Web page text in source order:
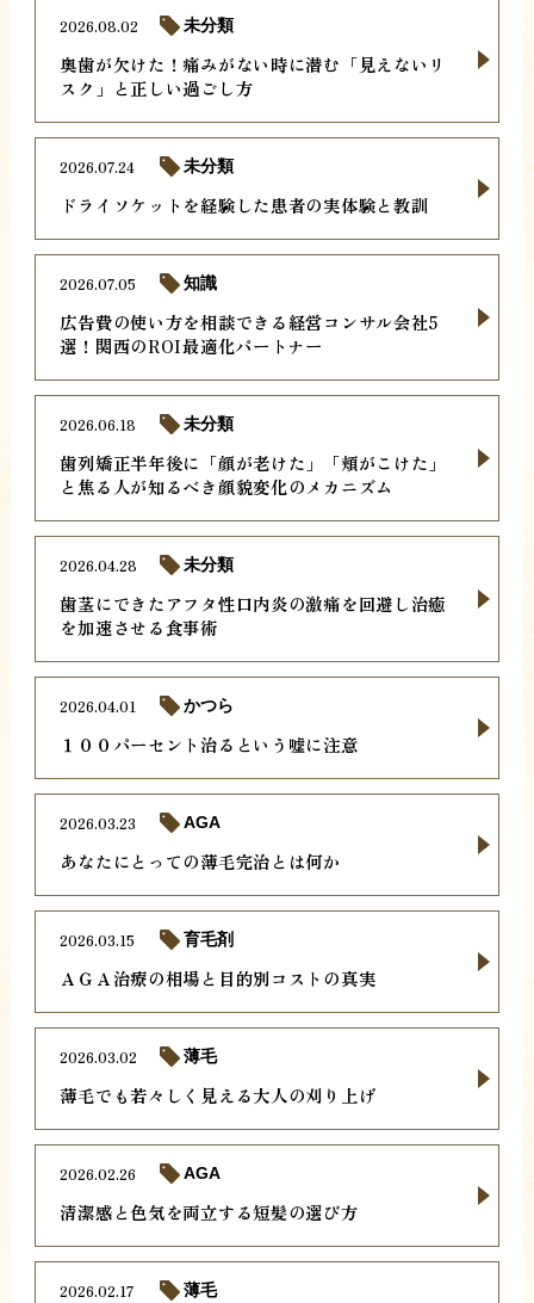
奥歯が欠けた！痛みがない時に潜む「見えないリ
スク」と正しい過ごし方
2026.08.02 未分類
ドライソケットを経験した患者の実体験と教訓
2026.07.24 未分類
広告費の使い方を相談できる経営コンサル会社5
選！関西のROI最適化パートナー
2026.07.05 知識
歯列矯正半年後に「顔が老けた」「頬がこけた」
と焦る人が知るべき顔貌変化のメカニズム
2026.06.18 未分類
歯茎にできたアフタ性口内炎の激痛を回避し治癒
を加速させる食事術
2026.04.28 未分類
１００パーセント治るという嘘に注意
2026.04.01 かつら
あなたにとっての薄毛完治とは何か
2026.03.23 AGA
ＡＧＡ治療の相場と目的別コストの真実
2026.03.15 育毛剤
薄毛でも若々しく見える大人の刈り上げ
2026.03.02 薄毛
清潔感と色気を両立する短髪の選び方
2026.02.26 AGA
2026.02.17 薄毛